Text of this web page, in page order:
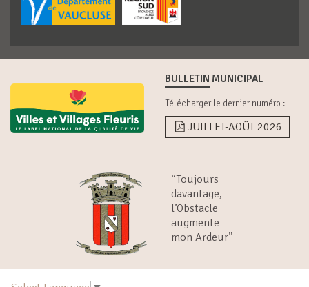
BULLETIN MUNICIPAL
Télécharger le dernier numéro :
JUILLET-AOÛT 2026
“Toujours
davantage,
l’Obstacle
augmente
mon Ardeur”